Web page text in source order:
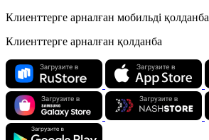
Клиенттерге арналған мобильді қолданба
Клиенттерге арналған қолданба